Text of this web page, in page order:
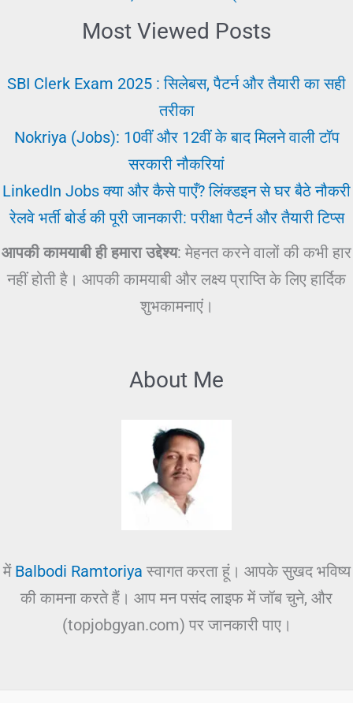
Most Viewed Posts
SBI Clerk Exam 2025 : सिलेबस, पैटर्न और तैयारी का सही
तरीका
Nokriya (Jobs): 10वीं और 12वीं के बाद मिलने वाली टॉप
सरकारी नौकरियां
LinkedIn Jobs क्या और कैसे पाएँ? लिंक्डइन से घर बैठे नौकरी
रेलवे भर्ती बोर्ड की पूरी जानकारी: परीक्षा पैटर्न और तैयारी टिप्स
आपकी कामयाबी ही हमारा उद्देश्य: मेहनत करने वालों की कभी हार
नहीं होती है। आपकी कामयाबी और लक्ष्य प्राप्ति के लिए हार्दिक
शुभकामनाएं।
About Me
में Balbodi Ramtoriya स्वागत करता हूं। आपके सुखद भविष्य
की कामना करते हैं। आप मन पसंद लाइफ में जॉब चुने, और
(topjobgyan.com) पर जानकारी पाए।